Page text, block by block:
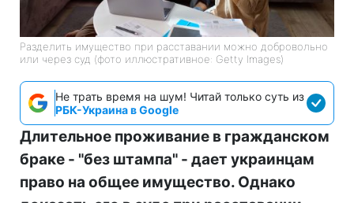
Разделить имущество при расставании можно добровольно
или через суд (фото иллюстративное: Getty Images)
Не трать время на шум! Читай только суть из
РБК-Украина в Google
Длительное проживание в гражданском
браке - "без штампа" - дает украинцам
право на общее имущество. Однако